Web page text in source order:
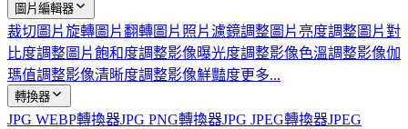
圖片編輯器
裁切圖片旋轉圖片翻轉圖片 照片濾鏡調整圖片亮度調整圖片對
比度調整圖片飽和度調整影像曝光度調整影像色溫調整影像伽
瑪值調整影像清晰度調整影像鮮豔度更多...
轉換器
JPG WEBP轉換器JPG PNG轉換器JPG JPEG轉換器JPEG